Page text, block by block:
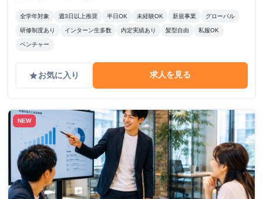
全学年対象 週3日以上推奨 半日OK 未経験OK 新規事業 グローバル
研修制度あり インターン生多数 内定実績あり 髪型自由 私服OK
ベンチャー
gradeお気に入り 求人を見る
NEW